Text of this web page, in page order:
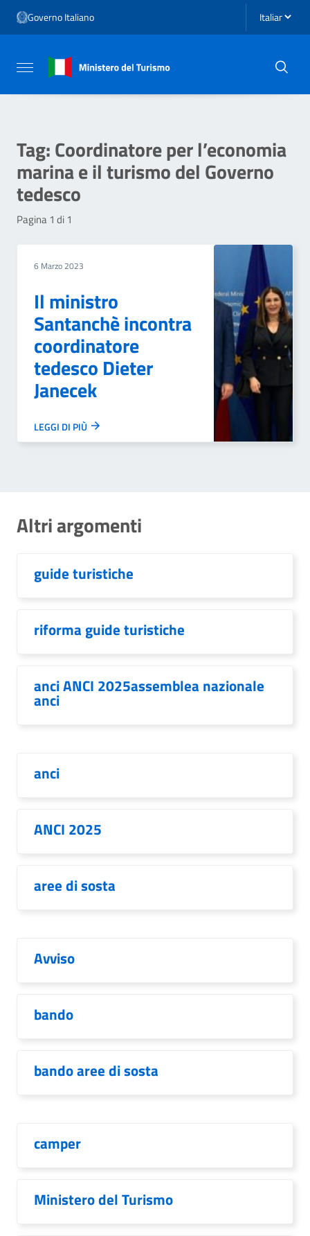
Vai al menu di navigazione
Vai al footer
Governo Italiano Seleziona
Attiva / disattiva la navigazione
Tag:Coordinatore per l’economia
marina e il turismo del Governo
tedesco
Pagina 1 di 1
6 Marzo 2023
Il ministro
Santanchè incontra
coordinatore
tedesco Dieter
Janecek
LEGGI DI PIÙ
Altri argomenti
guide turistiche
riforma guide turistiche
anci ANCI 2025assemblea nazionale
anci
anci
ANCI 2025
aree di sosta
Avviso
bando
bando aree di sosta
camper
Ministero del Turismo